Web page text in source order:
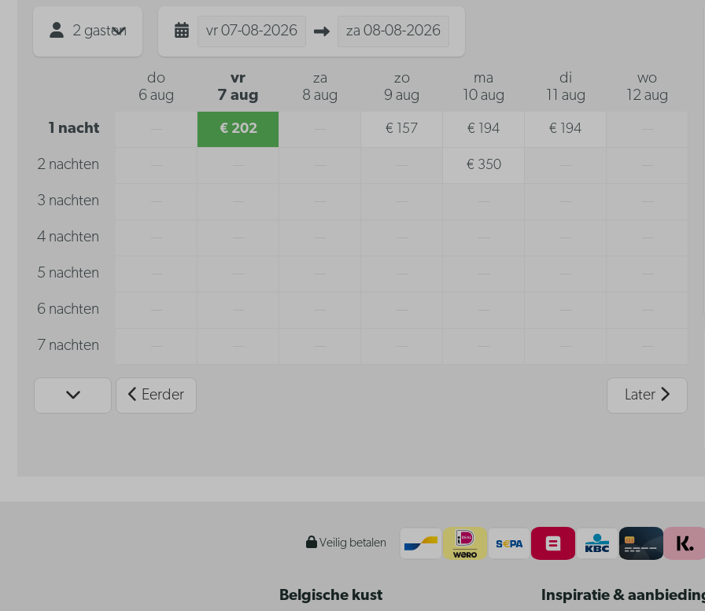
2 gasten vr 07-08-2026 za 08-08-2026
do
6 aug
vr
7 aug
za
8 aug
zo
9 aug
ma
10 aug
di
11 aug
wo
12 aug
1 nacht € 202 € 157 € 194 € 194
2 nachten € 350
3 nachten
4 nachten
5 nachten
6 nachten
7 nachten
Eerder Later
Veilig betalen
Belgische kust Inspiratie &